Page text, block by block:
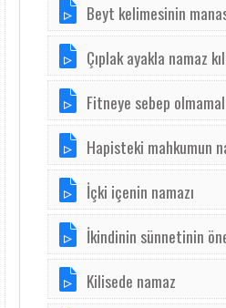
Beyt kelimesinin
Çıplak ayakla namaz
Fitneye sebep
Hapisteki mahkumun
İçki içenin namazı
İkindinin sünnetinin
Kilisede namaz